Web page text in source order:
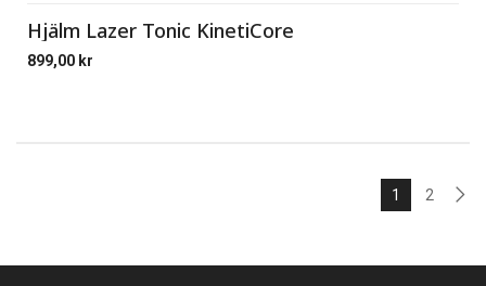
Hjälm Lazer Tonic KinetiCore
899,00 kr
1 2